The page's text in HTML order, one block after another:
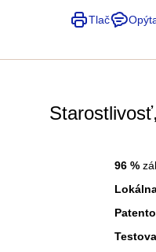
Tlač
96 %